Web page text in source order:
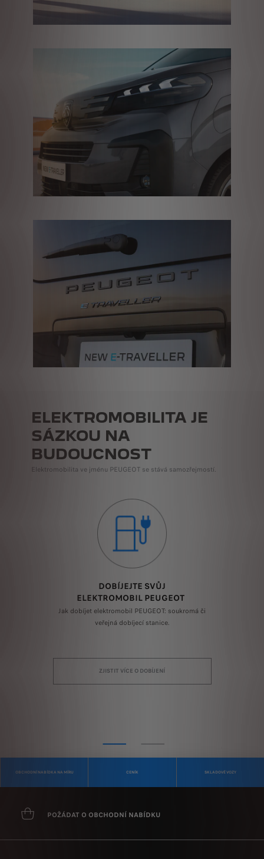
ELEKTROMOBILITA JE
SÁZKOU NA
BUDOUCNOST
Elektromobilita ve jménu PEUGEOT se stává samozřejmostí.
DOBÍJEJTE SVŮJ
ELEKTROMOBIL PEUGEOT
Jak dobíjet elektromobil PEUGEOT: soukromá či
veřejná dobíjecí stanice.
ZJISTIT VÍCE O DOBÍJENÍ
OBCHODNÍ NABÍDKA NA MÍRU CENÍK SKLADOVÉ VOZY
POŽÁDAT O OBCHODNÍ NABÍDKU